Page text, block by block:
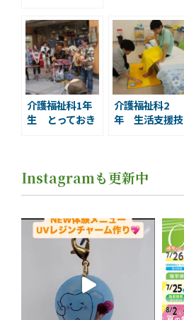
介護福祉科1年
生 とっておき
介護福祉科2
年 生活支援技
Instagramも更新中